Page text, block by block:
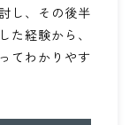
し、その後半
た経験から、
てわかりやす